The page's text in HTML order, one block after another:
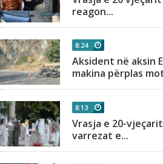
reagon...
8:24
Aksident në aksin
makina përplas
8:13
Vrasja e 20-
varrezat e...